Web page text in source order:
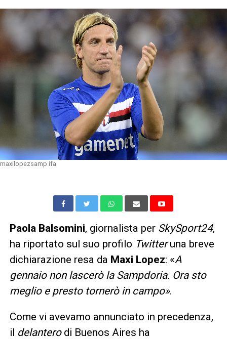
maxilopezsamp ifa
Paola Balsomini, giornalista per SkySport24,
ha riportato sul suo profilo Twitteruna breve
dichiarazione resa da Maxi Lopez: «A
gennaio non lascerò la Sampdoria. Ora sto
meglio e presto tornerò in campo».
Come vi avevamo annunciato in precedenza,
il delantero di Buenos Aires ha